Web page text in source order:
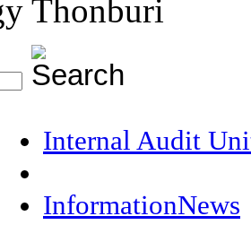
Internal Audit
InformationNews